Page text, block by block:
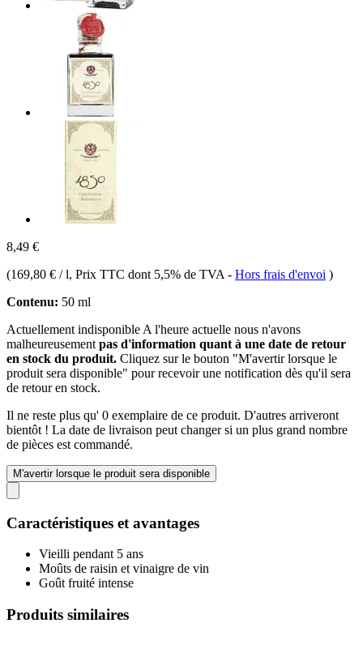
8,49 €
(169,80 € / l, Prix TTC dont 5,5% de TVA - Hors frais d'envoi )
Contenu: 50 ml
Actuellement indisponible A l'heure actuelle nous n'avons
malheureusement pas d'information quant à une date de retour
en stock du produit. Cliquez sur le bouton "M'avertir lorsque le
produit sera disponible" pour recevoir une notification dès qu'il sera
de retour en stock.
Il ne reste plus qu' 0 exemplaire de ce produit. D'autres arriveront
bientôt ! La date de livraison peut changer si un plus grand nombre
de pièces est commandé.
M'avertir lorsque le produit sera disponible
Caractéristiques et avantages
Vieilli pendant 5 ans
Moûts de raisin et vinaigre de vin
Goût fruité intense
Produits similaires